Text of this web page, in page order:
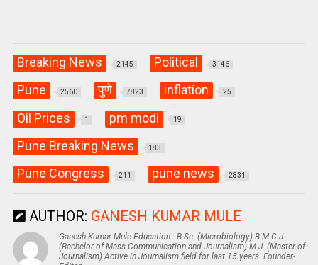
Breaking News 2145 Political 3146
Pune 2560 पुणे 7823 inflation 25
Oil Prices 1 pm modi 19
Pune Breaking News 183
Pune Congress 211 pune news 2831
AUTHOR: GANESH KUMAR MULE
Ganesh Kumar Mule Education - B.Sc. (Microbiology) B.M.C.J
(Bachelor of Mass Communication and Journalism) M.J. (Master of
Journalism) Active in Journalism field for last 15 years. Founder-